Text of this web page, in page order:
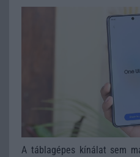
A táblagépes kínálat sem